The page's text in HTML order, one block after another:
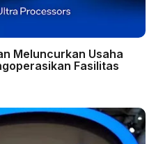
Meluncurkan Usaha
Fasilitas